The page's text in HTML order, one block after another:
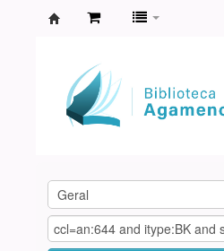
Agamenon
Magalhães